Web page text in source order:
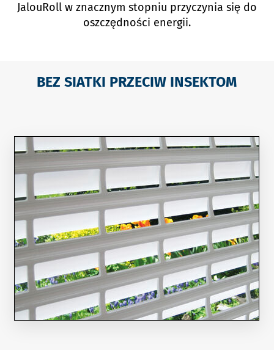
JalouRoll w znacznym stopniu przyczynia się do
oszczędności energii.
BEZ SIATKI PRZECIW INSEKTOM